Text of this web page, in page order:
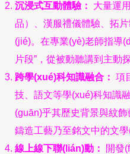
沉浸式互動體驗：
大量運
品）、漢服禮儀體驗、拓
(jié)。在專業(yè)老師指導
片段”，從被動聽講到主動
跨學(xué)科知識融合： 項
技、語文等學(xué)科知識
(guān)乎其歷史背景與紋
鑄造工藝乃至銘文中的文學
線上線下聯(lián)動：
開發